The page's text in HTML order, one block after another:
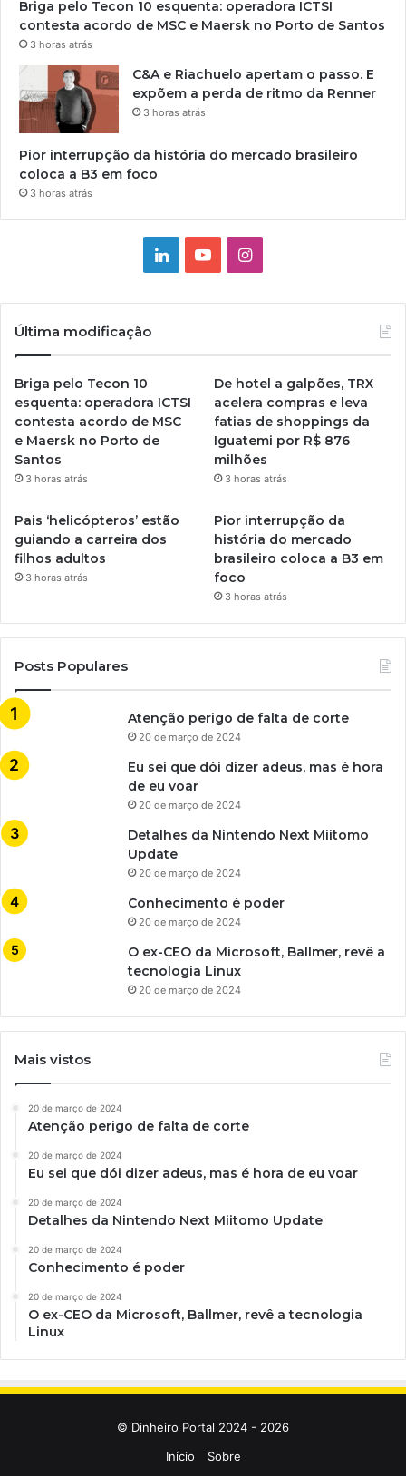
Briga pelo Tecon 10 esquenta: operadora ICTSI
contesta acordo de MSC e Maersk no Porto de Santos
3 horas atrás
C&A e Riachuelo apertam o passo. E
expõem a perda de ritmo da Renner
3 horas atrás
Pior interrupção da história do mercado brasileiro
coloca a B3 em foco
3 horas atrás
LinkedinYouTubeInstagram
Última modificação
Briga pelo Tecon 10
esquenta: operadora ICTSI
contesta acordo de MSC
e Maersk no Porto de
Santos
3 horas atrás
De hotel a galpões, TRX
acelera compras e leva
fatias de shoppings da
Iguatemi por R$ 876
milhões
3 horas atrás
Pais ‘helicópteros’ estão
guiando a carreira dos
filhos adultos
3 horas atrás
Pior interrupção da
história do mercado
brasileiro coloca a B3 em
foco
3 horas atrás
Posts Populares
Atenção perigo de falta de corte
20 de março de 2024
Eu sei que dói dizer adeus, mas é hora
de eu voar
20 de março de 2024
Detalhes da Nintendo Next Miitomo
Update
20 de março de 2024
Conhecimento é poder
20 de março de 2024
O ex-CEO da Microsoft, Ballmer, revê a
tecnologia Linux
20 de março de 2024
Mais vistos
20 de março de 2024
Atenção perigo de falta de corte
20 de março de 2024
Eu sei que dói dizer adeus, mas é hora de eu voar
20 de março de 2024
Detalhes da Nintendo Next Miitomo Update
20 de março de 2024
Conhecimento é poder
20 de março de 2024
O ex-CEO da Microsoft, Ballmer, revê a tecnologia
Linux
© Dinheiro Portal 2024 - 2026
Início
Sobre